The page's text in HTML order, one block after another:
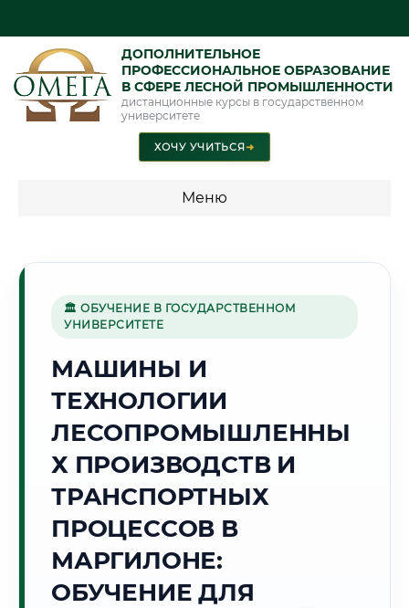
ДОПОЛНИТЕЛЬНОЕ
ПРОФЕССИОНАЛЬНОЕ ОБРАЗОВАНИЕ
В СФЕРЕ ЛЕСНОЙ ПРОМЫШЛЕННОСТИ
дистанционные курсы в государственном
университете
ХОЧУ УЧИТЬСЯ➜
Меню
промышленность"
🧵
Г. МАРГИЛОН
Точное местное время:
15:16:13
Воскресенье, 9 Августа
🌅 Восход:--:--
Световой день:
🏛 ОБУЧЕНИЕ В ГОСУДАРСТВЕННОМ
УНИВЕРСИТЕТЕ
МАШИНЫ И
ТЕХНОЛОГИИ
ЛЕСОПРОМЫШЛЕННЫ
Х ПРОИЗВОДСТВ И
ТРАНСПОРТНЫХ
ПРОЦЕССОВ В
МАРГИЛОНЕ:
ОБУЧЕНИЕ ДЛЯ